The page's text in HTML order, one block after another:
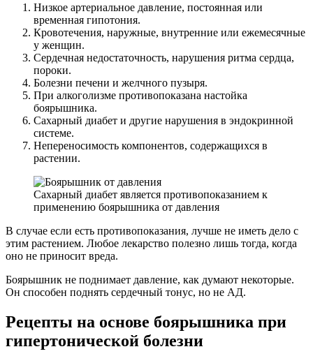
Низкое артериальное давление, постоянная или
временная гипотония.
Кровотечения, наружные, внутренние или ежемесячные
у женщин.
Сердечная недостаточность, нарушения ритма сердца,
пороки.
Болезни печени и желчного пузыря.
При алкоголизме противопоказана настойка
боярышника.
Сахарный диабет и другие нарушения в эндокринной
системе.
Непереносимость компонентов, содержащихся в
растении.
Сахарный диабет является противопоказанием к
применению боярышника от давления
В случае если есть противопоказания, лучше не иметь дело с
этим растением. Любое лекарство полезно лишь тогда, когда
оно не приносит вреда.
Боярышник не поднимает давление, как думают некоторые.
Он способен поднять сердечный тонус, но не АД.
Рецепты на основе боярышника при
гипертонической болезни